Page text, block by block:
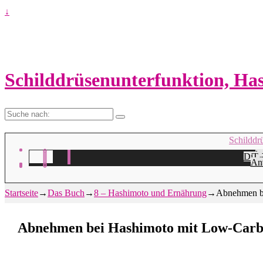
↓
Schilddrüsenunterfunktion,
Suche
Die
Startseite→Das Buch →8 – Hashimoto und Ernährung→ Abnehmen
Abnehmen bei Hashimoto mit Low-